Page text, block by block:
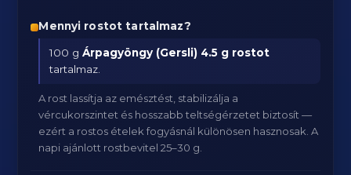
Mennyi rostot tartalmaz?
100 gÁrpagyöngy (Gersli) 4.5 g rostot
tartalmaz.
A rost lassítja az emésztést, stabilizálja a
vércukorszintet és hosszabb teltségérzetet biztosít —
ezért a rostos ételek fogyásnál különösen hasznosak. A
napi ajánlott rostbevitel 25–30 g.